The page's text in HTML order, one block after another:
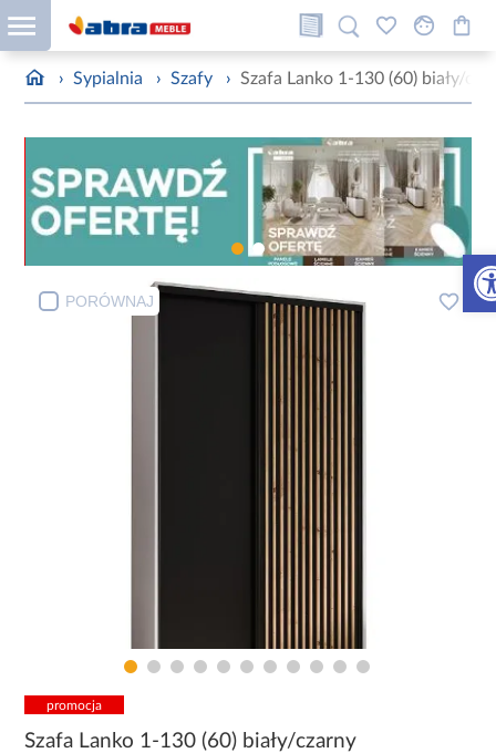
› Sypialnia › Szafy › Szafa Lanko 1-130 (60) biały/
PORÓWNAJ
promocja
Szafa Lanko 1-130 (60) biały/czarny